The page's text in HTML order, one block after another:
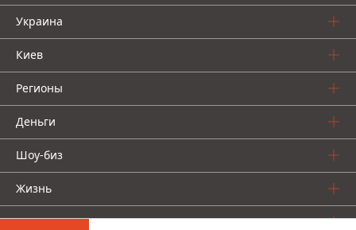
Украина
Киев
Регионы
Деньги
Шоу-биз
Жизнь
О нас